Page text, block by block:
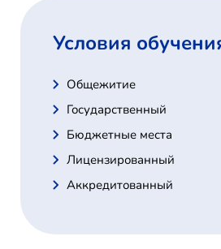
Условия
Общежитие
Государственный
Бюджетные места
Лицензированный
Аккредитованный